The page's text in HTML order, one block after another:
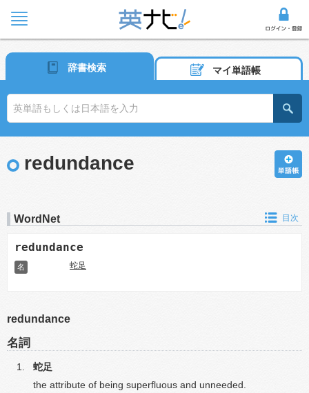
辞書検索 マイ単語帳
redundance
WordNet 目次
redundance
名 蛇足
redundance
名詞
蛇足
the attribute of being superfluous and unneeded.